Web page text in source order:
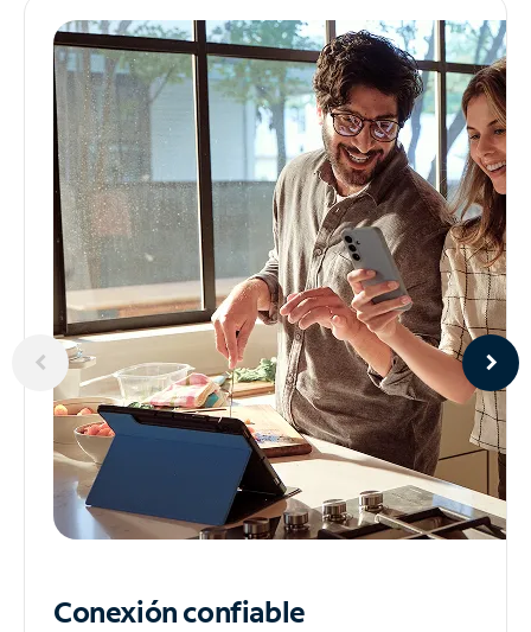
Conexión confiable